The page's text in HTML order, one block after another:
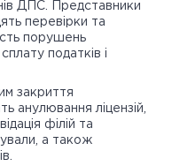
ДПС. Представники
перевірки та
порушень
податків і
закриття
анулювання ліцензій,
філій та
а також